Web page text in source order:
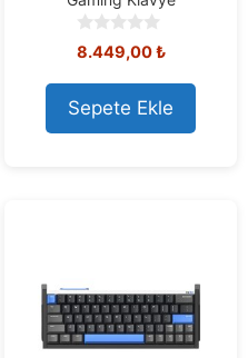
0
o
u
t
o
f
8.449,00₺
Sepete Ekle